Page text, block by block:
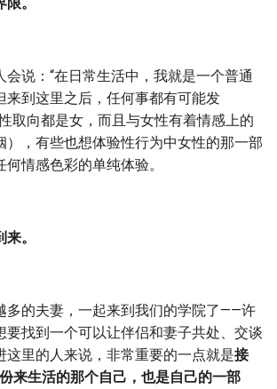
会说：“在日常生活中，我就是一个普通
来到这里之后，任何事都有可能发
取向都是女，而且与女性有着情感上的
），有些也想体验性行为中女性的那一部
情感色彩的单纯体验。
。
多的夫妻，一起来到我们的学院了——许
要找到一个可以让伴侣和妻子共处、交谈
这里的人来说，非常重要的一点就是接
来生活的那个自己，也是自己的一部